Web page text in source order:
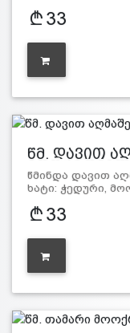
33
წმ. დავით
წმინდა დავით
ხატი: ჭედური,
33